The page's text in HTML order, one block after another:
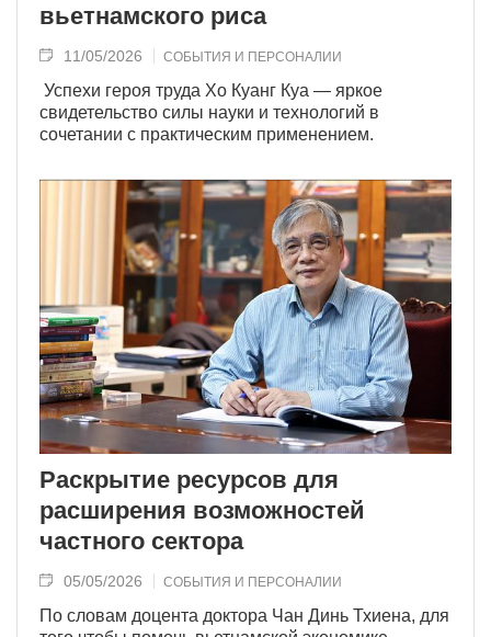
вьетнамского риса
11/05/2026 СОБЫТИЯ И ПЕРСОНАЛИИ
Успехи героя труда Хо Куанг Куа — яркое
свидетельство силы науки и технологий в
сочетании с практическим применением.
Раскрытие ресурсов для
расширения возможностей
частного сектора
05/05/2026 СОБЫТИЯ И ПЕРСОНАЛИИ
По словам доцента доктора Чан Динь Тхиена, для